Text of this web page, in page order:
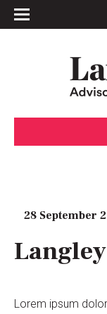
28 September
Lorem ipsum